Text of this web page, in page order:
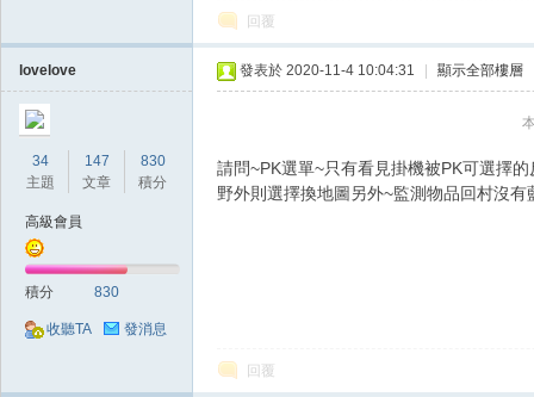
回覆
lovelove
34
主題
147
文章
830
積分
高級會員
積分 830
收聽TA 發消息
發表於 2020-11-4 10:04:31 顯示全部樓層
請問~PK選單~只有看見掛機被PK可選擇
野外則選擇換地圖另外~監測物品回村沒有
回覆